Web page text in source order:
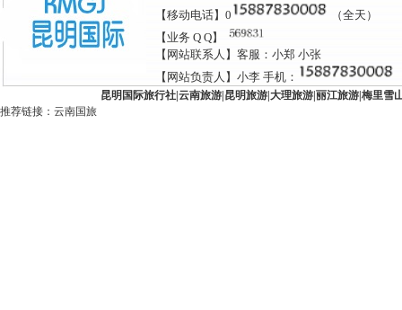
【移动电话】0
（全天）
【业务 Q Q】
【网站联系人】客服：小郑 小张
【网站负责人】小李 手机：
昆明国际旅行社| 云南旅游| 昆明旅游| 大理旅游| 丽江旅游| 梅里雪
推荐链接： 云南国旅